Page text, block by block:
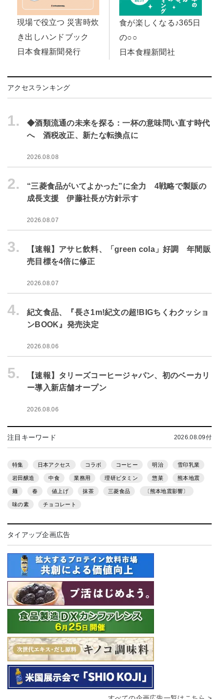
現場で役立つ 災害時炊
き出しハンドブック
日本食糧新聞発行
食が楽しくなる♪365日
の○○
日本食糧新聞社
アクセスランキング
1.
◆酒類流通の未来を探る：一杯の意味問い直す時代
へ 酒税改正、新たな転換点に
2026.08.08
2.
“三菱食品がいてよかった”に全力 4戦略で製販の
成長支援 伊藤社長が方針示す
2026.08.07
3.
【速報】アサヒ飲料、「green cola」好調 年間販
売目標を4倍に修正
2026.08.07
4.
紀文食品、『長さ1m!紀文の超!BIGちくわクッショ
ンBOOK』発売決定
2026.08.06
5.
【速報】タリーズコーヒージャパン、初のベーカリ
ー導入新店舗オープン
2026.08.06
注目キーワード 2026.08.09付
特集 日本アクセス コラボ コーヒー 明治 雪印乳業
岩田醸造 中食 業務用 理研ビタミン 惣菜 熊本地震
麺 春 値上げ 抹茶 三菱食品 〔熊本地震影響〕
味の素 チョコレート
タイアップ企画広告